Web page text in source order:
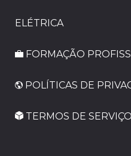
ELÉTRICA
FORMAÇÃO
POLÍTICAS DE
TERMOS DE SERVIÇO